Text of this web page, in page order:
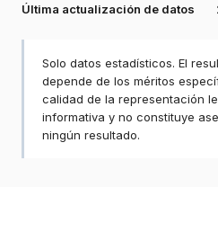
Última actualización de datos
Solo datos estadísticos. El
depende de los méritos
calidad de la representación
informativa y no constituye
ningún resultado.